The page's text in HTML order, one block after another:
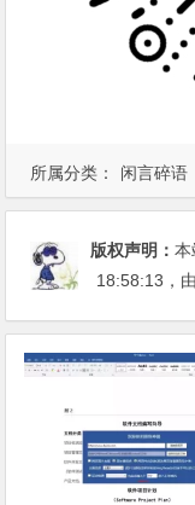
所属分类： 闲言碎语
版权声明：本
18:58:13 ，由